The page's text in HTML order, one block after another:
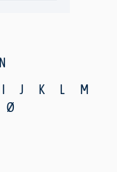
I J K L
M
Ø